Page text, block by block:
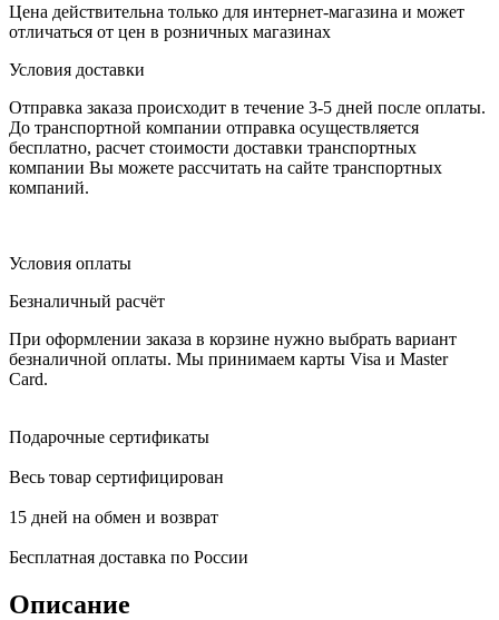
Цена действительна только для интернет-магазина и может
отличаться от цен в розничных магазинах
Условия доставки
Отправка заказа происходит в течение 3-5 дней после оплаты.
До транспортной компании отправка осуществляется
бесплатно, расчет стоимости доставки транспортных
компании Вы можете рассчитать на сайте транспортных
компаний.
Условия оплаты
Безналичный расчёт
При оформлении заказа в корзине нужно выбрать вариант
безналичной оплаты. Мы принимаем карты Visa и Master
Card.
Подарочные сертификаты
Весь товар сертифицирован
15 дней на обмен и возврат
Бесплатная доставка по России
Описание